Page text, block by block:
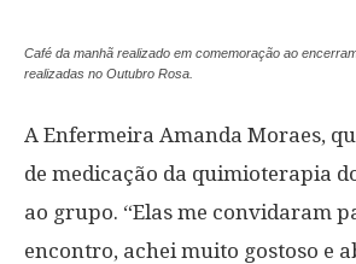
Café da manhã realizado em comemoração ao
realizadas no Outubro Rosa.
A Enfermeira Amanda Moraes,
de medicação da quimioterapia
ao grupo. “Elas me convidaram
encontro, achei muito gostoso e